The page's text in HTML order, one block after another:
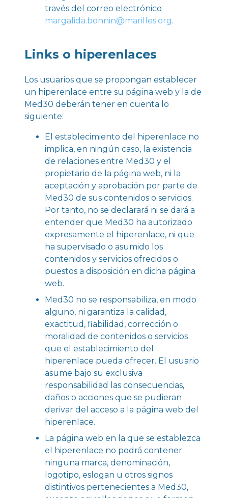
través del correo electrónico
margalida.bonnin@marilles.org.
Links o hiperenlaces
Los usuarios que se propongan establecer
un hiperenlace entre su página web y la de
Med30 deberán tener en cuenta lo
siguiente:
El establecimiento del hiperenlace no
implica, en ningún caso, la existencia
de relaciones entre Med30 y el
propietario de la página web, ni la
aceptación y aprobación por parte de
Med30 de sus contenidos o servicios.
Por tanto, no se declarará ni se dará a
entender que Med30 ha autorizado
expresamente el hiperenlace, ni que
ha supervisado o asumido los
contenidos y servicios ofrecidos o
puestos a disposición en dicha página
web.
Med30 no se responsabiliza, en modo
alguno, ni garantiza la calidad,
exactitud, fiabilidad, corrección o
moralidad de contenidos o servicios
que el establecimiento del
hiperenlace pueda ofrecer. El usuario
asume bajo su exclusiva
responsabilidad las consecuencias,
daños o acciones que se pudieran
derivar del acceso a la página web del
hiperenlace.
La página web en la que se establezca
el hiperenlace no podrá contener
ninguna marca, denominación,
logotipo, eslogan u otros signos
distintivos pertenecientes a Med30,